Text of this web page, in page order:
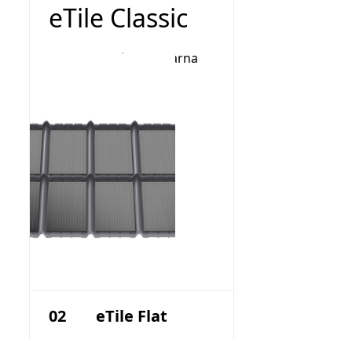
eTile Classic
Blachodachówka solarna
02 eTile Flat